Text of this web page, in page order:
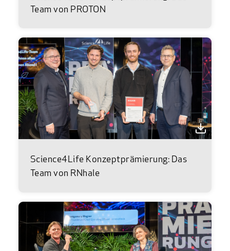
Team von PROTON
Science4Life Konzeptprämierung: Das
Team von RNhale